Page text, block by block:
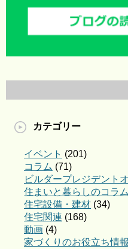
カテゴリー
イベント (201)
コラム (71)
ビルダープレジデント
住まいと暮らしのコラム
住宅設備・建材 (34)
住宅関連 (168)
動画 (4)
家づくりのお役立ち情報